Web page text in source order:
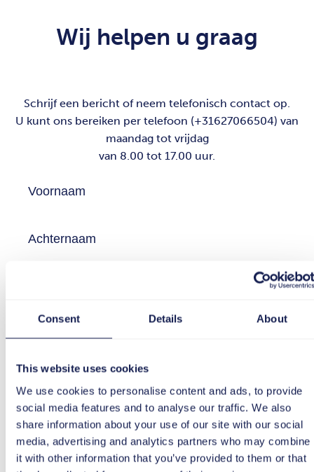
Consent Details About
This website uses cookies
We use cookies to personalise content and ads, to provide
social media features and to analyse our traffic. We also
share information about your use of our site with our social
media, advertising and analytics partners who may combine
it with other information that you’ve provided to them or that
Wij helpen u graag
Schrijf een bericht of neem telefonisch contact op.
U kunt ons bereiken per telefoon (+31627066504) van
maandag tot vrijdag
van 8.00 tot 17.00 uur.